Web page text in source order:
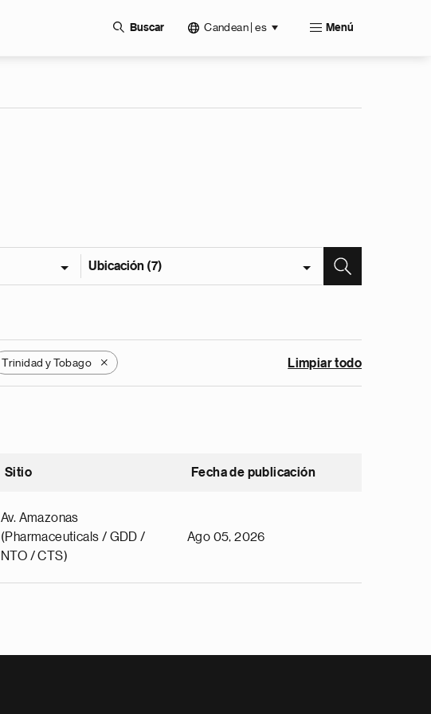
Buscar Candean | es Menú
Ubicación (7)
Trinidad y Tobago X Limpiar todo
Sitio Fecha de publicación
Av. Amazonas
(Pharmaceuticals / GDD /
NTO / CTS)
Ago 05, 2026